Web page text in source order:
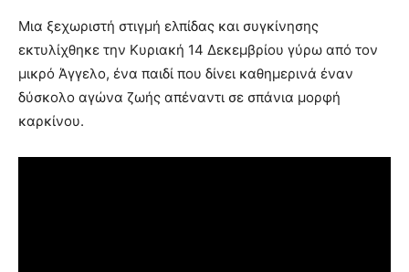
Μια ξεχωριστή στιγμή ελπίδας και συγκίνησης
εκτυλίχθηκε την Κυριακή 14 Δεκεμβρίου γύρω από τον
μικρό Άγγελο, ένα παιδί που δίνει καθημερινά έναν
δύσκολο αγώνα ζωής απέναντι σε σπάνια μορφή
καρκίνου.